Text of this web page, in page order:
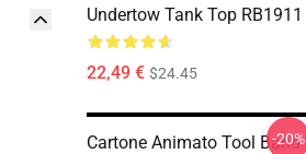
Undertow Tank Top RB1911
22,49 € $24.45
Cartone Animato Tool Band
-20%